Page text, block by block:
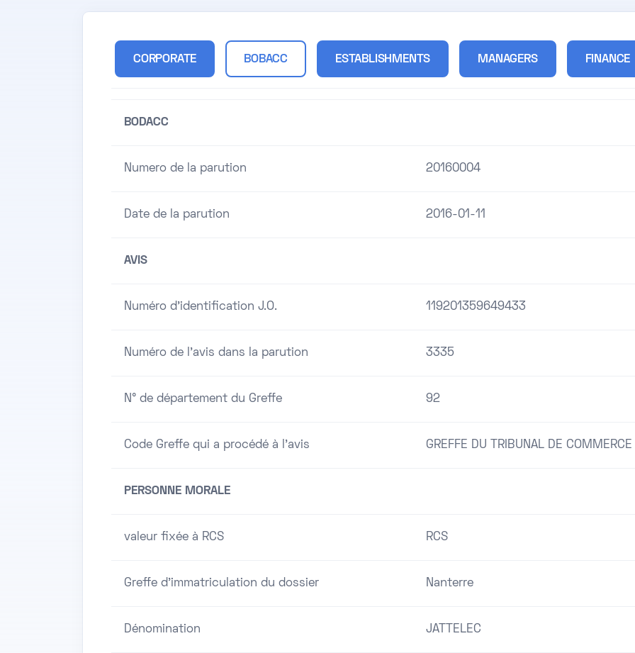
CORPORATE BOBACC ESTABLISHMENTS MANAGERS FINANCE
BODACC
Numero de la parution 20160004
Date de la parution 2016-01-11
AVIS
Numéro d'identification J.O. 119201359649433
Numéro de l'avis dans la parution 3335
N° de département du Greffe 92
Code Greffe qui a procédé à l'avis GREFFE DU TRIBUNAL DE
PERSONNE MORALE
valeur fixée à RCS RCS
Greffe d'immatriculation du dossier Nanterre
Dénomination JATTELEC